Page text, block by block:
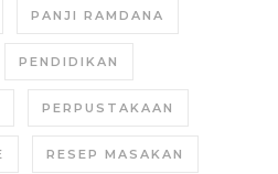
PANJI RAMDANA
PENDIDIKAN
PERPUSTAKAAN
RESEP MASAKAN